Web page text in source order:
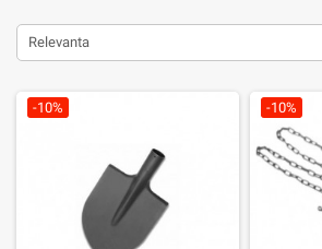
Relevanta
-10% -10%